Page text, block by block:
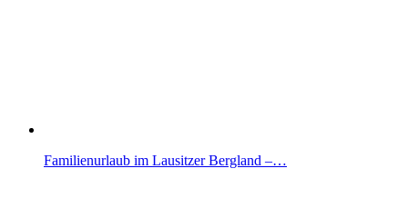
Familienurlaub im Lausitzer Bergland –…